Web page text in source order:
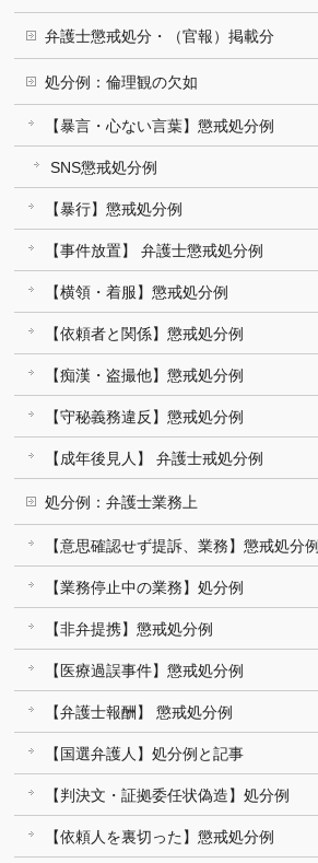
弁護士懲戒処分・（官報）掲載分
処分例：倫理観の欠如
【暴言・心ない言葉】懲戒処分例
SNS懲戒処分例
【暴行】懲戒処分例
【事件放置】 弁護士懲戒処分例
【横領・着服】懲戒処分例
【依頼者と関係】懲戒処分例
【痴漢・盗撮他】懲戒処分例
【守秘義務違反】懲戒処分例
【成年後見人】 弁護士戒処分例
処分例：弁護士業務上
【意思確認せず提訴、業務】懲戒処分例
【業務停止中の業務】処分例
【非弁提携】懲戒処分例
【医療過誤事件】懲戒処分例
【弁護士報酬】 懲戒処分例
【国選弁護人】処分例と記事
【判決文・証拠委任状偽造】処分例
【依頼人を裏切った】懲戒処分例